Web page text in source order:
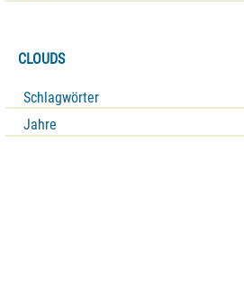
CLOUDS
Schlagwörter
Jahre